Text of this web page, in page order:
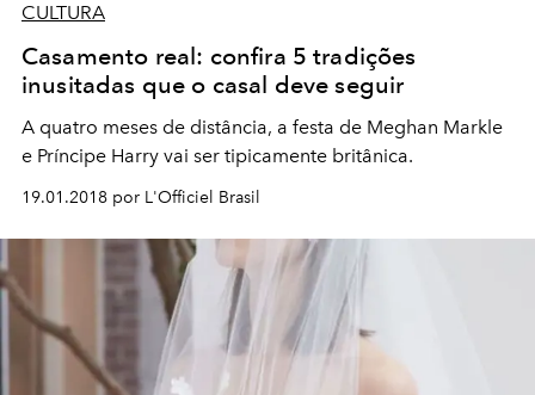
CULTURA
Casamento real: confira 5 tradições
inusitadas que o casal deve seguir
A quatro meses de distância, a festa de Meghan Markle
e Príncipe Harry vai ser tipicamente britânica.
19.01.2018 por L'Officiel Brasil